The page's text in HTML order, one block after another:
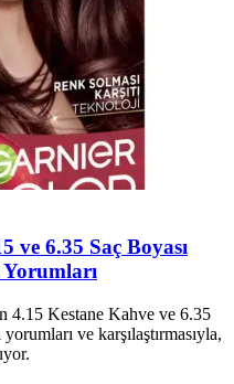
ve 6.35 Saç Boyası
Yorumları
4.15 Kestane Kahve ve 6.35
ve karşılaştırmasıyla,